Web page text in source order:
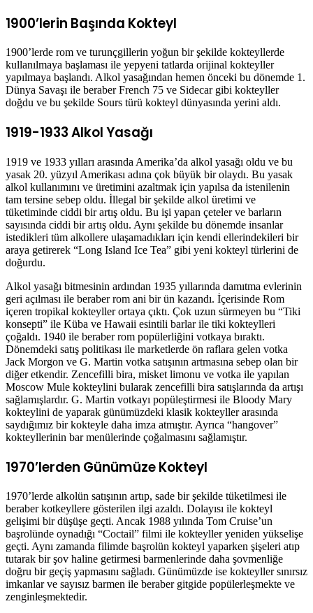
1900’lerin Başında Kokteyl
1900’lerde rom ve turunçgillerin yoğun bir şekilde kokteyllerde
kullanılmaya başlaması ile yepyeni tatlarda orijinal kokteyller
yapılmaya başlandı. Alkol yasağından hemen önceki bu dönemde 1.
Dünya Savaşı ile beraber French 75 ve Sidecar gibi kokteyller
doğdu ve bu şekilde Sours türü kokteyl dünyasında yerini aldı.
1919-1933 Alkol Yasağı
1919 ve 1933 yılları arasında Amerika’da alkol yasağı oldu ve bu
yasak 20. yüzyıl Amerikası adına çok büyük bir olaydı. Bu yasak
alkol kullanımını ve üretimini azaltmak için yapılsa da istenilenin
tam tersine sebep oldu. İllegal bir şekilde alkol üretimi ve
tüketiminde ciddi bir artış oldu. Bu işi yapan çeteler ve barların
sayısında ciddi bir artış oldu. Aynı şekilde bu dönemde insanlar
istedikleri tüm alkollere ulaşamadıkları için kendi ellerindekileri bir
araya getirerek “Long Island Ice Tea” gibi yeni kokteyl türlerini de
doğurdu.
Alkol yasağı bitmesinin ardından 1935 yıllarında damıtma evlerinin
geri açılması ile beraber rom ani bir ün kazandı. İçerisinde Rom
içeren tropikal kokteyller ortaya çıktı. Çok uzun sürmeyen bu “Tiki
konsepti” ile Küba ve Hawaii esintili barlar ile tiki kokteylleri
çoğaldı. 1940 ile beraber rom popülerliğini votkaya bıraktı.
Dönemdeki satış politikası ile marketlerde ön raflara gelen votka
Jack Morgon ve G. Martin votka satışının artmasına sebep olan bir
diğer etkendir. Zencefilli bira, misket limonu ve votka ile yapılan
Moscow Mule kokteylini bularak zencefilli bira satışlarında da artışı
sağlamışlardır. G. Martin votkayı popüleştirmesi ile Bloody Mary
kokteylini de yaparak günümüzdeki klasik kokteyller arasında
saydığımız bir kokteyle daha imza atmıştır. Ayrıca “hangover”
kokteyllerinin bar menülerinde çoğalmasını sağlamıştır.
1970’lerden Günümüze Kokteyl
1970’lerde alkolün satışının artıp, sade bir şekilde tüketilmesi ile
beraber kotkeyllere gösterilen ilgi azaldı. Dolayısı ile kokteyl
gelişimi bir düşüşe geçti. Ancak 1988 yılında Tom Cruise’un
başrolünde oynadığı “Coctail” filmi ile kokteyller yeniden yükselişe
geçti. Aynı zamanda filimde başrolün kokteyl yaparken şişeleri atıp
tutarak bir şov haline getirmesi barmenlerinde daha şovmenliğe
doğru bir geçiş yapmasını sağladı. Günümüzde ise kokteyller sınırsız
imkanlar ve sayısız barmen ile beraber gitgide popülerleşmekte ve
zenginleşmektedir.